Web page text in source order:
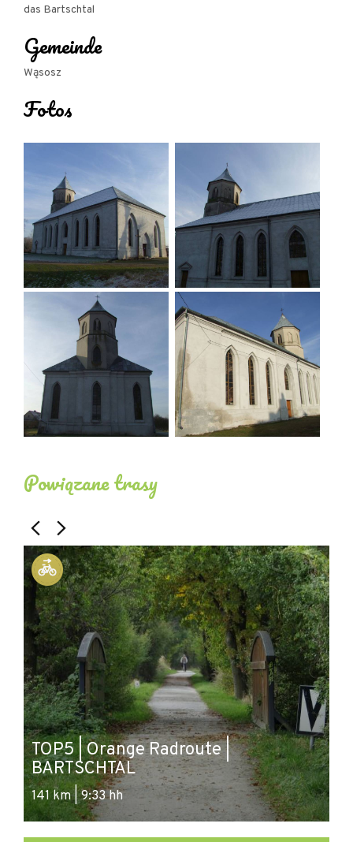
das Bartschtal
Gemeinde
Wąsosz
Fotos
Powiązane trasy
TOP5 | Orange Radroute |
BARTSCHTAL
141 km | 9:33 hh